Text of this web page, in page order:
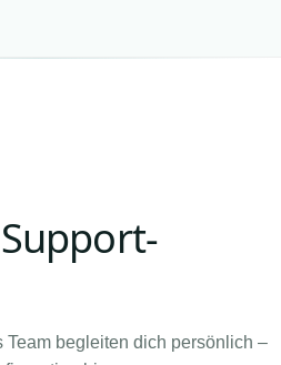
Team begleiten dich persönlich –